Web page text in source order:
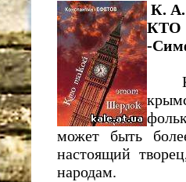
К. А.
-
может быть
настоящий
народам.